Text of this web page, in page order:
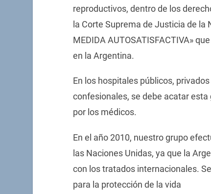
reproductivos, dentro de los
la Corte Suprema de Justicia de la
MEDIDA AUTOSATISFACTIVA»
en la Argentina.
En los hospitales públicos,
confesionales, se debe acatar
por los médicos.
En el año 2010, nuestro grupo
las Naciones Unidas, ya que la
con los tratados internacionales.
para la protección de la vida